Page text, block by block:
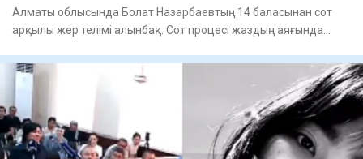
Алматы облысында Болат Назарбаевтың 14 баласынан сот
арқылы жер телімі алынбақ. Сот процесі жаздың аяғында